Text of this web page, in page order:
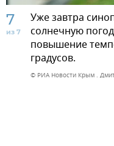
7
из 7
Уже завтра
солнечную
повышение
градусов.
© РИА Новости Крым .